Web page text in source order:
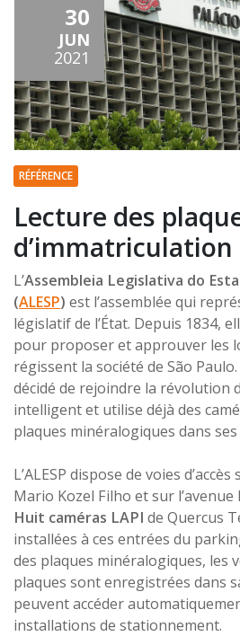
30
JUN
2021
RÉFÉRENCE
Lecture des
d’immatriculation
L’Assembleia Legislativa do
(ALESP) est l’assemblée qui
législatif de l’État. Depuis 1834,
pour proposer et approuver les
régissent la société de São
décidé de rejoindre la révolution
intelligent et utilise déjà des
plaques minéralogiques dans ses
L’ALESP dispose de voies d’accès
Mario Kozel Filho et sur l’avenue
Huit caméras LAPI de Quercus
installées à ces entrées du
des plaques minéralogiques, les
plaques sont enregistrées dans
peuvent accéder
installations de stationnement.